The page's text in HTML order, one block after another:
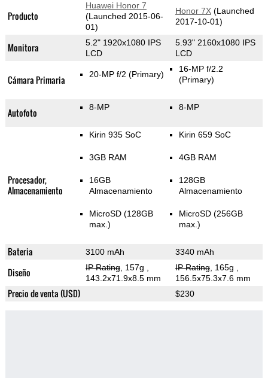
Producto
Huawei Honor 7
(Launched 2015-06-
01)
Honor 7X(Launched
2017-10-01)
Monitora
5.2" 1920x1080 IPS
LCD
5.93" 2160x1080 IPS
LCD
Cámara Primaria 20-MP f/2 (Primary)
16-MP f/2.2
(Primary)
Autofoto 8-MP 8-MP
Procesador,
Almacenamiento
Kirin 935 SoC
3GB RAM
16GB
Almacenamiento
MicroSD (128GB
max.)
Kirin 659 SoC
4GB RAM
128GB
Almacenamiento
MicroSD (256GB
max.)
Bateria 3100 mAh 3340 mAh
Diseño IP Rating, 157g
143.2x71.9x8.5 mm
IP Rating, 165g
156.5x75.3x7.6 mm
Precio de venta (USD) $230